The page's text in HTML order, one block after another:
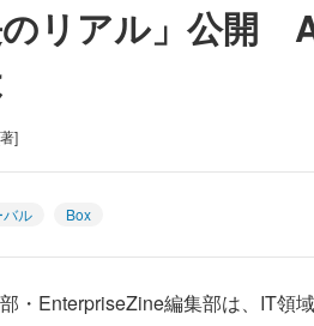
リアル」公開
]
バル Box
・EnterpriseZine編集部は、IT領